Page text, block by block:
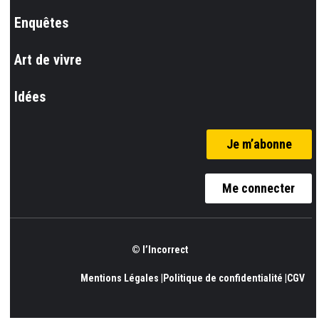
Enquêtes
Art de vivre
Idées
Je m’abonne
Me connecter
© l’Incorrect
Mentions Légales |Politique de confidentialité |CGV